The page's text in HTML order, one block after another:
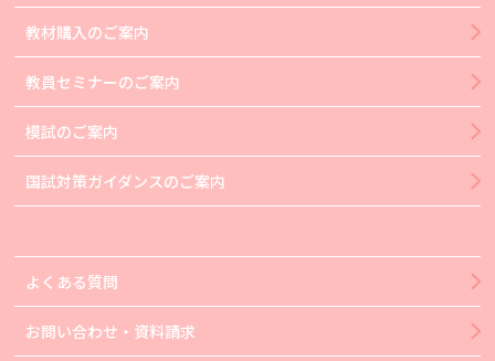
教材購入のご案内
教員セミナーのご案内
模試のご案内
国試対策ガイダンスのご案内
よくある質問
お問い合わせ・資料請求